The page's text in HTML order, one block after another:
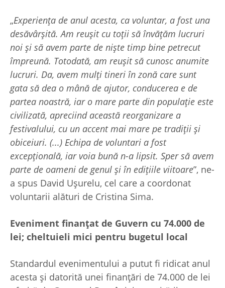
„Experiența de anul acesta, ca voluntar, a fost una
desăvârșită. Am reușit cu toții să învățăm lucruri
noi și să avem parte de niște timp bine petrecut
împreună. Totodată, am reușit să cunosc anumite
lucruri. Da, avem mulți tineri în zonă care sunt
gata să dea o mână de ajutor, conducerea e de
partea noastră, iar o mare parte din populație este
civilizată, apreciind această reorganizare a
festivalului, cu un accent mai mare pe tradiții și
obiceiuri. (...) Echipa de voluntari a fost
excepțională, iar voia bună n-a lipsit. Sper să avem
parte de oameni de genul și în edițiile viitoare”, ne-
a spus David Ușurelu, cel care a coordonat
voluntarii alături de Cristina Sima.
Eveniment finanțat de Guvern cu 74.000 de
lei; cheltuieli mici pentru bugetul local
Standardul evenimentului a putut fi ridicat anul
acesta și datorită unei finanțări de 74.000 de lei